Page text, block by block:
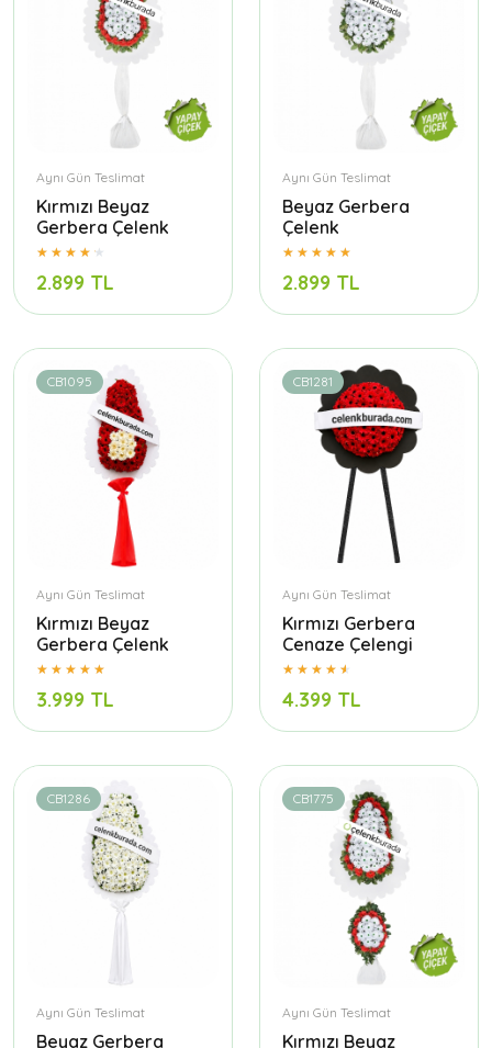
Aynı Gün Teslimat
Kırmızı Beyaz
Gerbera Çelenk
2.899 TL
Aynı Gün Teslimat
Beyaz Gerbera
Çelenk
2.899 TL
CB1095
Aynı Gün Teslimat
Kırmızı Beyaz
Gerbera Çelenk
3.999 TL
CB1281
Aynı Gün Teslimat
Kırmızı Gerbera
Cenaze Çelengi
4.399 TL
CB1286
Aynı Gün Teslimat
Beyaz Gerbera
CB1775
Aynı Gün Teslimat
Kırmızı Beyaz